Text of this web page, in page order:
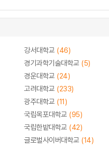
강서대학교 (46)
경기과학기술대학교 (5)
경운대학교 (24)
고려대학교 (233)
광주대학교 (11)
국립목포대학교 (95)
국립한밭대학교 (42)
글로벌사이버대학교 (14)